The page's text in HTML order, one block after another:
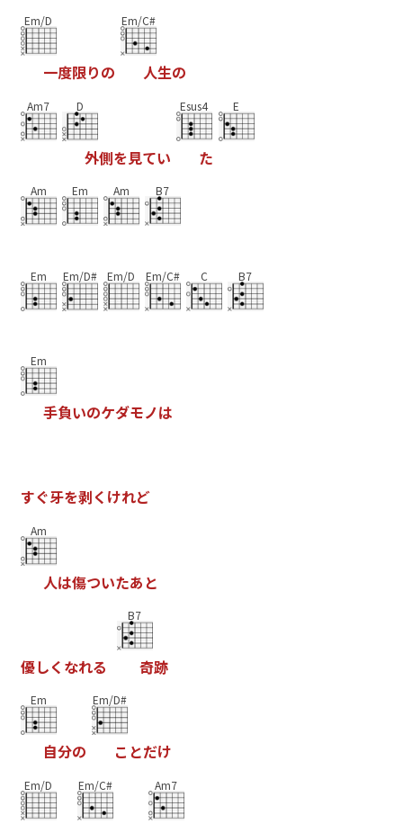
Em/D
一度限りの
Em/C#
人生の
Am7 D
外側を見てい
Esus4
た
E
Am Em Am B7
Em Em/D# Em/D Em/C# C B7
Em
手負いのケダモノは
すぐ牙を剥く けれど
Am
人は傷ついたあ と
優しく なれる
B7
奇跡
Em
自分の
Em/D#
こ とだけ
Em/D Em/C# Am7